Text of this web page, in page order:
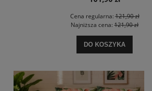
Cena regularna:121,90 zł
Najniższa cena: 121,90 zł
DO KOSZYKA